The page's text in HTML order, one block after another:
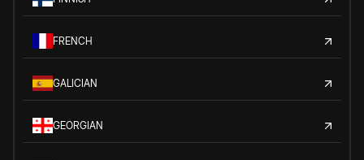
FRENCH
GALICIAN
GEORGIAN